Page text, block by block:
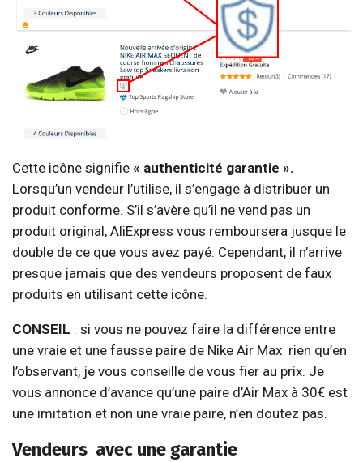
Cette icône signifie « authenticité garantie ».
Lorsqu’un vendeur l’utilise, il s’engage à distribuer un
produit conforme. S’il s’avère qu’il ne vend pas un
produit original, AliExpress vous remboursera jusque le
double de ce que vous avez payé. Cependant, il n’arrive
presque jamais que des vendeurs proposent de faux
produits en utilisant cette icône.
CONSEIL : si vous ne pouvez faire la différence entre
une vraie et une fausse paire de Nike Air Max rien qu’en
l’observant, je vous conseille de vous fier au prix. Je
vous annonce d’avance qu’une paire d’Air Max à 30€ est
une imitation et non une vraie paire, n’en doutez pas.
Vendeurs avec une garantie